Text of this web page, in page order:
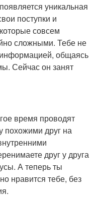
уникальная
поступки и
совсем
сложными. Тебе не
общаясь
Сейчас он занят
время проводят
похожими друг на
друг у друга
А теперь ты
нравится тебе, без